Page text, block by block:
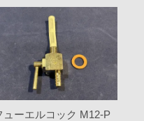
ューエルコック M12-P